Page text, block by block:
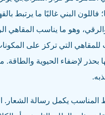
فاللون البني غالبًا ما يرتبط
وهو ما يناسب المقاهي
التي تركز على المكونات
بحذر لإضفاء الحيوية